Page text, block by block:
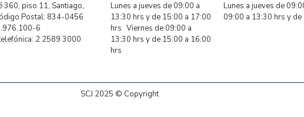
360, piso 11, Santiago,
Postal: 834-0456
6
2 2589 3000
Lunes a jueves de 09:00 a
13:30 hrs y de 15:00 a 17:00
hrs Viernes de 09:00 a
13:30 hrs y de 15:00 a 16:00
hrs
Lunes a jueves de
09:00 a 13:30 hrs y
SCJ 2025 © Copyright